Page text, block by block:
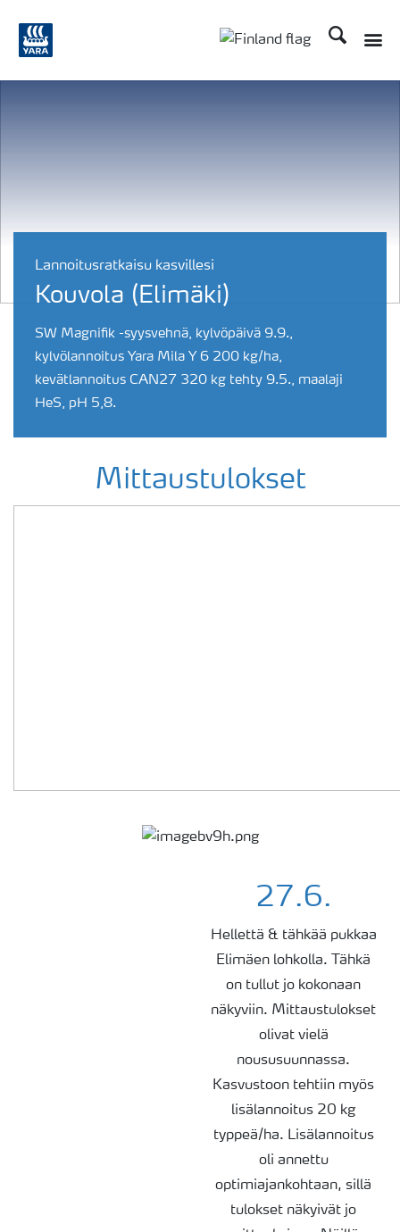
Etsi
Lannoitusratkaisu kasvillesi
Kouvola (Elimäki)
SW Magnifik -syysvehnä, kylvöpäivä 9.9.,
kylvölannoitus Yara Mila Y 6 200 kg/ha,
kevätlannoitus CAN27 320 kg tehty 9.5., maalaji
HeS, pH 5,8.
Mittaustulokset
27.6.
Hellettä & tähkää pukkaa
Elimäen lohkolla. Tähkä
on tullut jo kokonaan
näkyviin. Mittaustulokset
olivat vielä
noususuunnassa.
Kasvustoon tehtiin myös
lisälannoitus 20 kg
typpeä/ha. Lisälannoitus
oli annettu
optimiajankohtaan, sillä
tulokset näkyivät jo